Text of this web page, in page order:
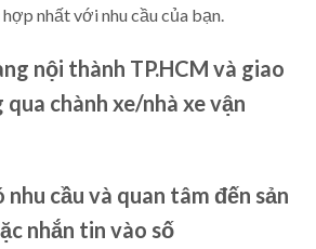
nhất với nhu cầu của bạn.
nội thành TP.HCM và giao
chành xe/nhà xe vận
nhu cầu và quan tâm đến sản
nhắn tin vào số